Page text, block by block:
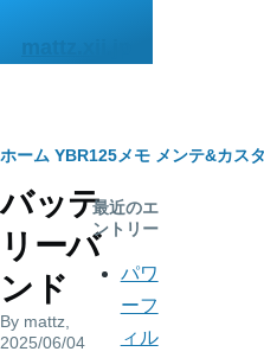
mattz.xii.jp
パ
ン
く
ず
ホーム YBR125メモ メンテ&カス
バッテ
リーバ
ンド
By mattz
2025/06/04
最近のエ
ントリー
パワ
ーフ
ィル